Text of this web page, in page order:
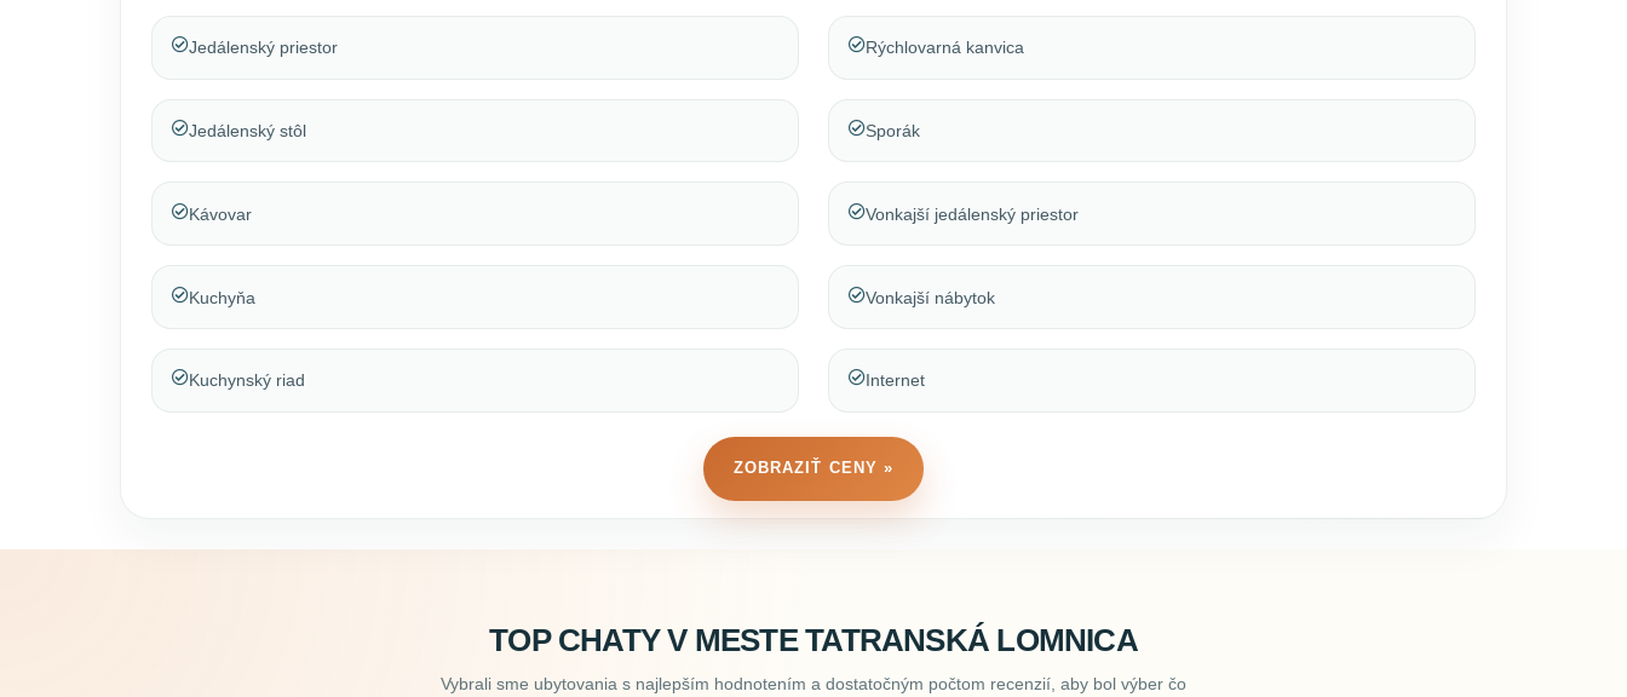
Jedálenský priestor
Jedálenský stôl
Kávovar
Kuchyňa
Kuchynský riad
Rýchlovarná kanvica
Sporák
Vonkajší jedálenský priestor
Vonkajší nábytok
Internet
ZOBRAZIŤ CENY »
TOP CHATY V MESTE TATRANSKÁ LOMNICA
Vybrali sme ubytovania s najlepším hodnotením a dostatočným počtom recenzií, aby bol výber čo